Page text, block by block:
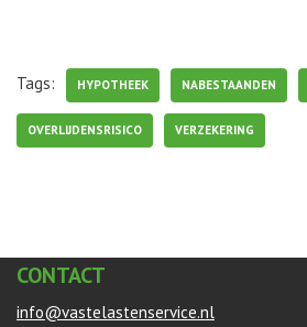
Tags: HYPOTHEEK NABESTAANDEN
OVERLIJDENSRISICO VERZEKERING
CONTACT
info@vastelastenservice.nl